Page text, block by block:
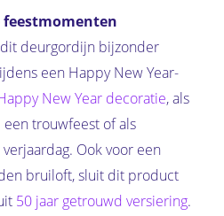
feestmomenten
deurgordijn bijzonder
een Happy New Year-
New Year decoratie, als
trouwfeest of als
Ook voor een
bruiloft, sluit dit product
50 jaar getrouwd versiering.